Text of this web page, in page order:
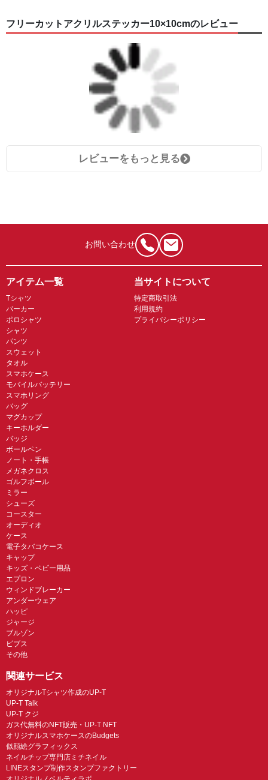
フリーカットアクリルステッカー10×10cmのレビュー
レビューをもっと見る
お問い合わせ
アイテム一覧
Tシャツ
パーカー
ポロシャツ
シャツ
パンツ
スウェット
タオル
スマホケース
モバイルバッテリー
スマホリング
バッグ
マグカップ
キーホルダー
バッジ
ボールペン
ノート・手帳
メガネクロス
ゴルフボール
ミラー
シューズ
コースター
オーディオ
ケース
電子タバコケース
キャップ
キッズ・ベビー用品
エプロン
ウィンドブレーカー
アンダーウェア
ハッピ
ジャージ
ブルゾン
ビブス
その他
当サイトについて
特定商取引法
利用規約
プライバシーポリシー
関連サービス
オリジナルTシャツ作成のUP-T
UP-T Talk
UP-T クジ
ガス代無料のNFT販売・UP-T NFT
オリジナルスマホケースのBudgets
似顔絵グラフィックス
ネイルチップ専門店ミチネイル
LINEスタンプ制作スタンプファクトリー